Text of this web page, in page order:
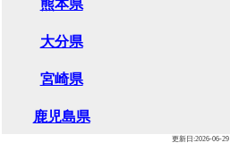
熊本県
大分県
宮崎県
鹿児島県
更新日:2026-06-29